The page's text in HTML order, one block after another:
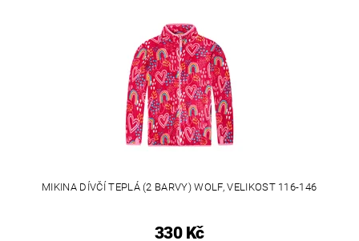
MIKINA DÍVČÍ TEPLÁ (2 BARVY) WOLF, VELIKOST 116-146
330 Kč